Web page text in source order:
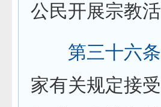
公民开展宗教活
第三十六条
家有关规定接